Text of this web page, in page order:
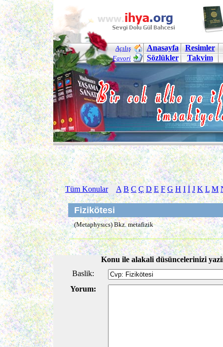
Açılış
Favori
Anasayfa
Resimler
Sözlükler
Takvim
Tüm Konular A B C Ç D E F G H I İ J K L M
Fizikötesi
(Metaphysıcs) Bkz. metafizik
Konu ile alakali düsüncelerinizi
Baslik:
Yorum: